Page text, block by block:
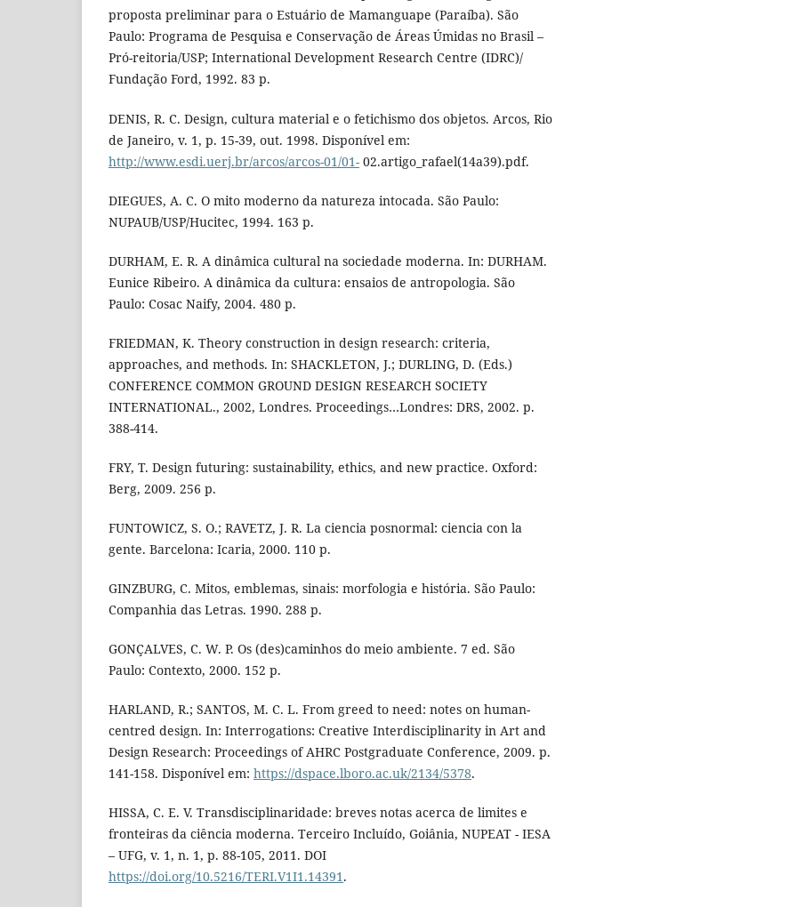
proposta preliminar para o Estuário de Mamanguape (Paraíba). São
Paulo: Programa de Pesquisa e Conservação de Áreas Úmidas no Brasil –
Pró-reitoria/USP; International Development Research Centre (IDRC)/
Fundação Ford, 1992. 83 p.
DENIS, R. C. Design, cultura material e o fetichismo dos objetos. Arcos, Rio
de Janeiro, v. 1, p. 15-39, out. 1998. Disponível em:
http://www.esdi.uerj.br/arcos/arcos-01/01- 02.artigo_rafael(14a39).pdf.
DIEGUES, A. C. O mito moderno da natureza intocada. São Paulo:
NUPAUB/USP/Hucitec, 1994. 163 p.
DURHAM, E. R. A dinâmica cultural na sociedade moderna. In: DURHAM.
Eunice Ribeiro. A dinâmica da cultura: ensaios de antropologia. São
Paulo: Cosac Naify, 2004. 480 p.
FRIEDMAN, K. Theory construction in design research: criteria,
approaches, and methods. In: SHACKLETON, J.; DURLING, D. (Eds.)
CONFERENCE COMMON GROUND DESIGN RESEARCH SOCIETY
INTERNATIONAL., 2002, Londres. Proceedings…Londres: DRS, 2002. p.
388-414.
FRY, T. Design futuring: sustainability, ethics, and new practice. Oxford:
Berg, 2009. 256 p.
FUNTOWICZ, S. O.; RAVETZ, J. R. La ciencia posnormal: ciencia con la
gente. Barcelona: Icaria, 2000. 110 p.
GINZBURG, C. Mitos, emblemas, sinais: morfologia e história. São Paulo:
Companhia das Letras. 1990. 288 p.
GONÇALVES, C. W. P. Os (des)caminhos do meio ambiente. 7 ed. São
Paulo: Contexto, 2000. 152 p.
HARLAND, R.; SANTOS, M. C. L. From greed to need: notes on human-
centred design. In: Interrogations: Creative Interdisciplinarity in Art and
Design Research: Proceedings of AHRC Postgraduate Conference, 2009. p.
141-158. Disponível em: https://dspace.lboro.ac.uk/2134/5378.
HISSA, C. E. V. Transdisciplinaridade: breves notas acerca de limites e
fronteiras da ciência moderna. Terceiro Incluído, Goiânia, NUPEAT - IESA
– UFG, v. 1, n. 1, p. 88-105, 2011. DOI
https://doi.org/10.5216/TERI.V1I1.14391 .